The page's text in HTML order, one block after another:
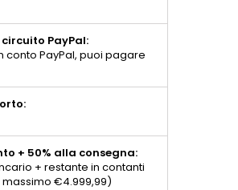
PayPal:
PayPal, puoi pagare
+ 50% alla consegna:
+ restante in contanti
€4.999,99)